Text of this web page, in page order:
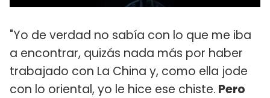
"Yo de verdad no sabía con lo que me iba
a encontrar, quizás nada más por haber
trabajado con La China y, como ella jode
con lo oriental, yo le hice ese chiste. Pero